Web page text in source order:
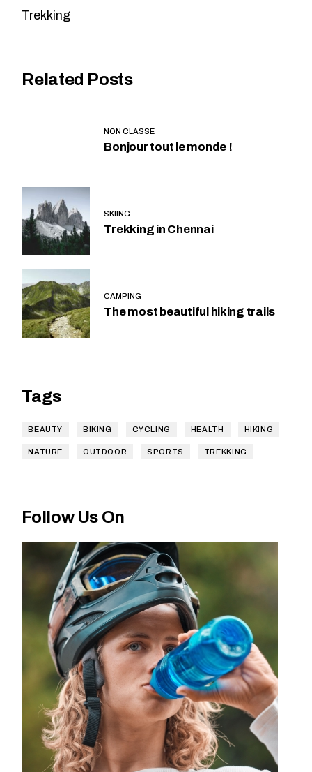
Trekking
Related Posts
NON CLASSÉ
Bonjour tout le monde !
SKIING
Trekking in Chennai
CAMPING
The most beautiful hiking trails
Tags
BEAUTY BIKING CYCLING HEALTH HIKING
NATURE OUTDOOR SPORTS TREKKING
Follow Us On